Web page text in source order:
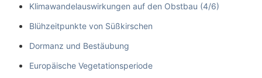
Klimawandelauswirkungen auf den Obstbau (4/6)
Blühzeitpunkte von Süßkirschen
Dormanz und Bestäubung
Europäische Vegetationsperiode